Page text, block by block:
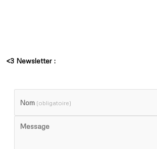
<3 Newsletter :
Nom (obligatoire)
Message